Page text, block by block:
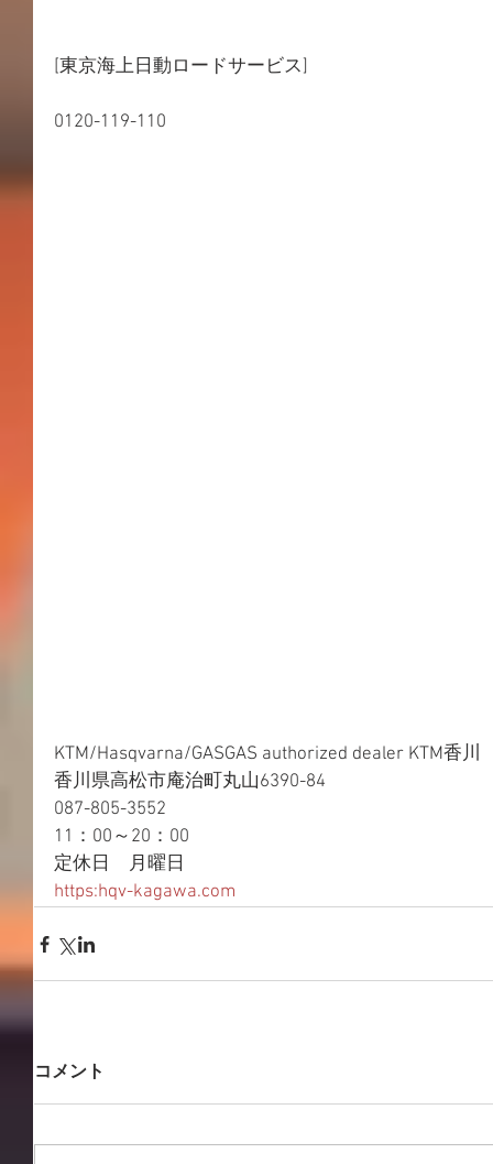
[東京海上日動ロードサービス]
0120-119-110
KTM/Hasqvarna/GASGAS authorized dealer KTM香川
香川県高松市庵治町丸山6390-84
087-805-3552
11：00～20：00
定休日　月曜日
https:hqv-kagawa.com
コメント